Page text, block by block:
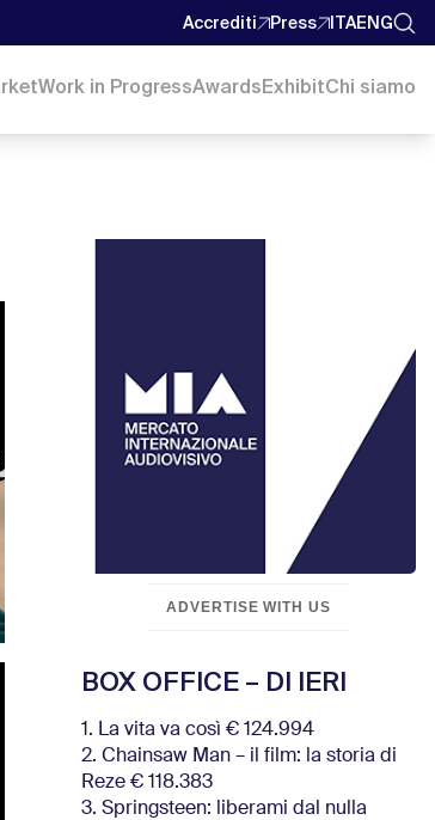
Accrediti Press ITAENG
Work in ProgressAwardsExhibitChi siamo
ADVERTISE WITH US
BOX OFFICE – DI IERI
1. La vita va così € 124.994
2. Chainsaw Man – il film: la storia di
Reze € 118.383
3. Springsteen: liberami dal nulla